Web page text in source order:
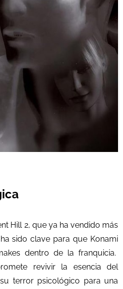
Hill 2, que ya ha vendido más
sido clave para que Konami
dentro de la franquicia.
revivir la esencia del
terror psicológico para una